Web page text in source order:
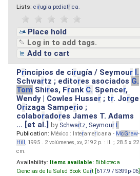
Lists: cirugia pediatrica
Place hold
Log in to add tags.
Add to cart
Principios de cirugía / Seymour I.
Schwartz ; editores asociados G.
Tom Shires, Frank C. Spencer,
Wendy | Cowles Husser ; tr. Jorge
Orizaga Samperio ;
colaboradores James T. Adams
... [et al.]by Schwartz, Seymour I.
Publication: México : Interamericana - McGraw-
Hill, 1995 . 2 volúmenes, xv, 2192 p. : il. ; 28.5 x 22
cm.
Availability: Items available: Biblioteca
Ciencias de la Salud Book Cart [ 617.9 / S399p-06